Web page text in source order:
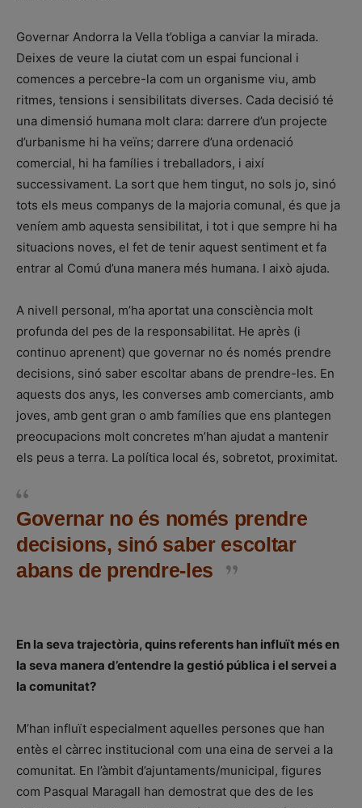
Governar Andorra la Vella t’obliga a canviar la mirada.
Deixes de veure la ciutat com un espai funcional i
comences a percebre-la com un organisme viu, amb
ritmes, tensions i sensibilitats diverses. Cada decisió té
una dimensió humana molt clara: darrere d’un projecte
d’urbanisme hi ha veïns; darrere d’una ordenació
comercial, hi ha famílies i treballadors, i així
successivament. La sort que hem tingut, no sols jo, sinó
tots els meus companys de la majoria comunal, és que ja
veníem amb aquesta sensibilitat, i tot i que sempre hi ha
situacions noves, el fet de tenir aquest sentiment et fa
entrar al Comú d’una manera més humana. I això ajuda.
A nivell personal, m’ha aportat una consciència molt
profunda del pes de la responsabilitat. He après (i
continuo aprenent) que governar no és només prendre
decisions, sinó saber escoltar abans de prendre-les. En
aquests dos anys, les converses amb comerciants, amb
joves, amb gent gran o amb famílies que ens plantegen
preocupacions molt concretes m’han ajudat a mantenir
els peus a terra. La política local és, sobretot, proximitat.
Governar no és només prendre
decisions, sinó saber escoltar
abans de prendre-les
En la seva trajectòria, quins referents han influït més en
la seva manera d’entendre la gestió pública i el servei a
la comunitat?
M’han influït especialment aquelles persones que han
entès el càrrec institucional com una eina de servei a la
comunitat. En l’àmbit d’ajuntaments/municipal, figures
com Pasqual Maragall han demostrat que des de les